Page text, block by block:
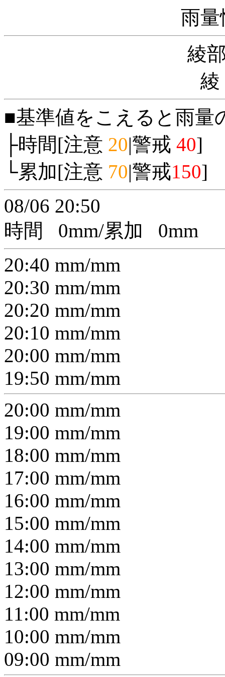
雨量
綾
■基準値をこえると雨量
├時間[注意 20|警戒 40]
└累加[注意 70|警戒150]
08/06 20:50
時間
0mm/累加 0mm
20:40 mm/mm
20:30 mm/mm
20:20 mm/mm
20:10 mm/mm
20:00 mm/mm
19:50 mm/mm
20:00 mm/mm
19:00 mm/mm
18:00 mm/mm
17:00 mm/mm
16:00 mm/mm
15:00 mm/mm
14:00 mm/mm
13:00 mm/mm
12:00 mm/mm
11:00 mm/mm
10:00 mm/mm
09:00 mm/mm